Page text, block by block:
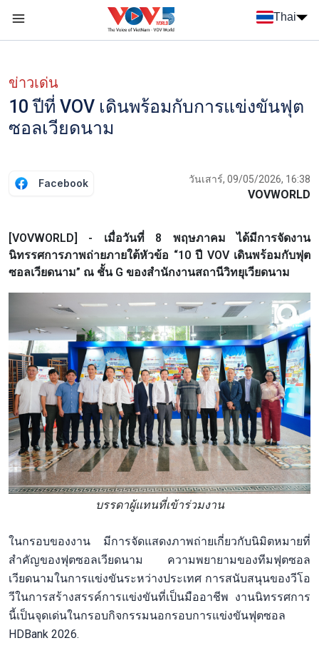
Thai
ข่าวเด่น
10 ปีที่ VOV เดินพร้อมกับการแข่งขันฟุต
ซอลเวียดนาม
Facebook วันเสาร์, 09/05/2026, 16:38
VOVWORLD
[VOVWORLD] - เมื่อวันที่ 8 พฤษภาคม ได้มีการจัดงาน
นิทรรศการภาพถ่ายภายใต้หัวข้อ “10 ปี VOV เดินพร้อมกับฟุต
ซอลเวียดนาม” ณ ชั้น G ของสำนักงานสถานีวิทยุเวียดนาม
บรรดาผู้แทนที่เข้าร่วมงาน
ในกรอบของงาน มีการจัดแสดงภาพถ่ายเกี่ยวกับนิมิตหมายที่
สำคัญของฟุตซอลเวียดนาม ความพยายามของทีมฟุตซอล
เวียดนามในการแข่งขันระหว่างประเทศ การสนับสนุนของวีโอ
วีในการสร้างสรรค์การแข่งขันที่เป็นมืออาชีพ งานนิทรรศการ
นี้เป็นจุดเด่นในกรอบกิจกรรมนอกรอบการแข่งขันฟุตซอล
HDBank 2026.